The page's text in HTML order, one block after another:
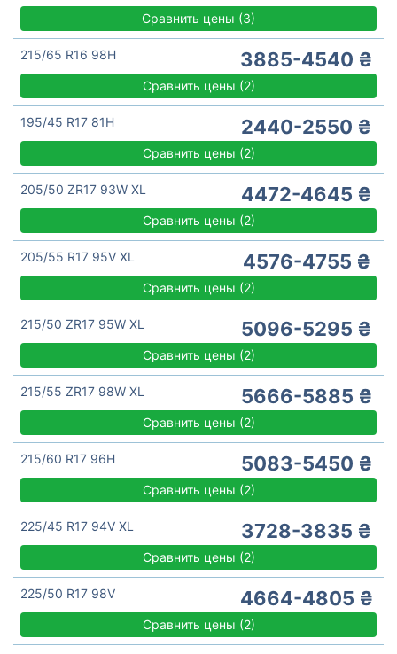
Сравнить цены (3)
215/65 R16 98H 3885-4540 ₴
Сравнить цены (2)
195/45 R17 81H 2440-2550 ₴
Сравнить цены (2)
205/50 ZR17 93W XL 4472-4645 ₴
Сравнить цены (2)
205/55 R17 95V XL 4576-4755 ₴
Сравнить цены (2)
215/50 ZR17 95W XL 5096-5295 ₴
Сравнить цены (2)
215/55 ZR17 98W XL 5666-5885 ₴
Сравнить цены (2)
215/60 R17 96H 5083-5450 ₴
Сравнить цены (2)
225/45 R17 94V XL 3728-3835 ₴
Сравнить цены (2)
225/50 R17 98V 4664-4805 ₴
Сравнить цены (2)